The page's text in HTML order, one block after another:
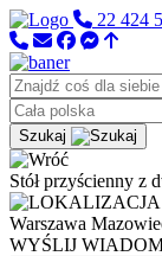
22 424
Szukaj
Stół przyścienny z
Warszawa
WYŚLIJ